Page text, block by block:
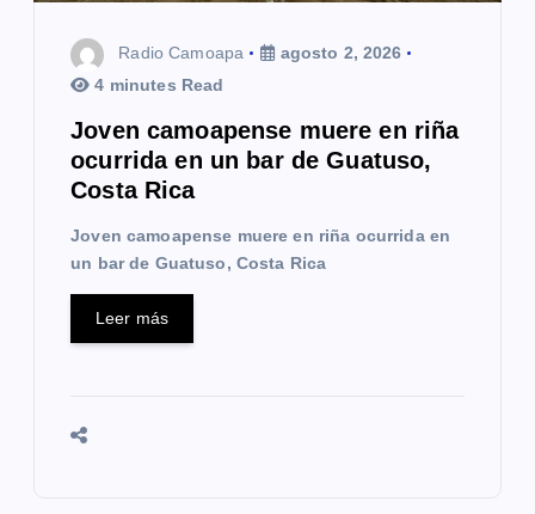
Radio Camoapa
agosto 2, 2026
4 minutes Read
Joven camoapense muere en riña
ocurrida en un bar de Guatuso,
Costa Rica
Joven camoapense muere en riña ocurrida en
un bar de Guatuso, Costa Rica
Leer más